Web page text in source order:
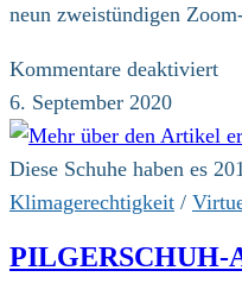
neun zweistündigen
Kommentare deaktiviertfür
6. September 2020
Diese Schuhe haben es
Klimagerechtigkeit /
PILGERSCHUH-